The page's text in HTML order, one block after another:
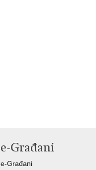
e-Građani
e-Građani